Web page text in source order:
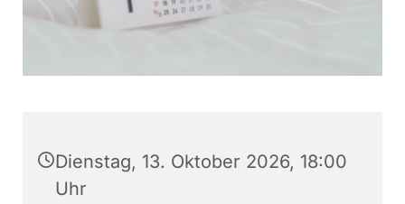
Dienstag, 13. Oktober 2026, 18:00
Uhr